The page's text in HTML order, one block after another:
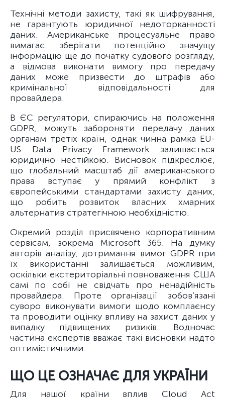
Технічні методи захисту, такі як шифрування,
не гарантують юридичної недоторканності
даних. Американське процесуальне право
вимагає зберігати потенційно значущу
інформацію ще до початку судового розгляду,
а відмова виконати вимогу про передачу
даних може призвести до штрафів або
кримінальної відповідальності для
провайдера.
В ЄС регулятори, спираючись на положення
GDPR, можуть забороняти передачу даних
органам третіх країн, однак чинна рамка EU-
US Data Privacy Framework залишається
юридично нестійкою. Висновок підкреслює,
що глобальний масштаб дії американського
права вступає у прямий конфлікт з
європейськими стандартами захисту даних,
що робить розвиток власних хмарних
альтернатив стратегічною необхідністю.
Окремий розділ присвячено корпоративним
сервісам, зокрема Microsoft 365. На думку
авторів аналізу, дотримання вимог GDPR при
їх використанні залишається можливим,
оскільки екстериторіальні повноваження США
самі по собі не свідчать про ненадійність
провайдера. Проте організації зобов’язані
суворо виконувати вимоги щодо комплаєнсу
та проводити оцінку впливу на захист даних у
випадку підвищених ризиків. Водночас
частина експертів вважає такі висновки надто
оптимістичними.
ЩО ЦЕ ОЗНАЧАЄ ДЛЯ УКРАЇНИ
Для нашої країни вплив Cloud Act